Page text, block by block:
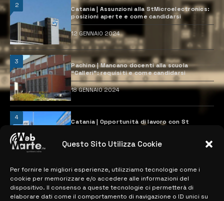
Questo Sito Utilizza Cookie
Per fornire le migliori esperienze, utilizziamo tecnologie come i
cookie per memorizzare e/o accedere alle informazioni del
dispositivo. Il consenso a queste tecnologie ci permetterà di
elaborare dati come il comportamento di navigazione o ID unici su
2
Catania | Assunzioni alla StMicroelectronics:
posizioni aperte e come candidarsi
12 GENNAIO 2024
3
Pachino | Mancano docenti alla scuola
“Calleri”: requisiti e come candidarsi
18 GENNAIO 2024
4
Catania | Opportunità di lavoro con St
28 MARZO 2024
MAPPA DEL SITO